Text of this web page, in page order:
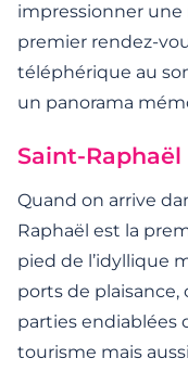
impressionner une
premier rendez-
téléphérique au
un panorama
Saint-Raphaël
Quand on arrive
Raphaël est la
pied de l’idyllique
ports de plaisance,
parties endiablées
tourisme mais